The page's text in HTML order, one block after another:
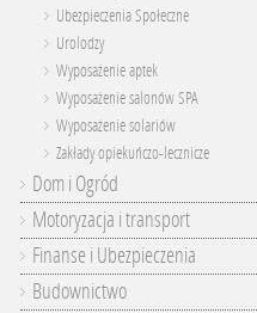
Ubezpieczenia Społeczne
Urolodzy
Wyposażenie aptek
Wyposażenie salonów SPA
Wyposażenie solariów
Zakłady opiekuńczo-lecznicze
Dom i Ogród
Motoryzacja i transport
Finanse i Ubezpieczenia
Budownictwo